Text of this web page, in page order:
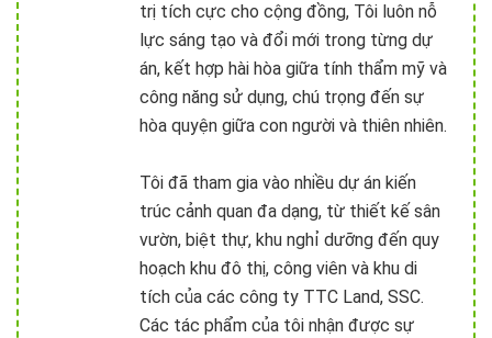
trị tích cực cho cộng đồng, Tôi luôn nỗ
lực sáng tạo và đổi mới trong từng dự
án, kết hợp hài hòa giữa tính thẩm mỹ và
công năng sử dụng, chú trọng đến sự
hòa quyện giữa con người và thiên nhiên.
Tôi đã tham gia vào nhiều dự án kiến
trúc cảnh quan đa dạng, từ thiết kế sân
vườn, biệt thự, khu nghỉ dưỡng đến quy
hoạch khu đô thị, công viên và khu di
tích của các công ty TTC Land, SSC.
Các tác phẩm của tôi nhận được sự